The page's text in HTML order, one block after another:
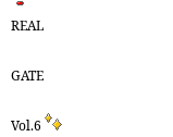
REAL
GATE
Vol.6